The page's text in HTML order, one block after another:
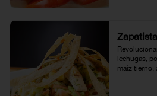
Zapatista
lechugas,
maíz tierno,